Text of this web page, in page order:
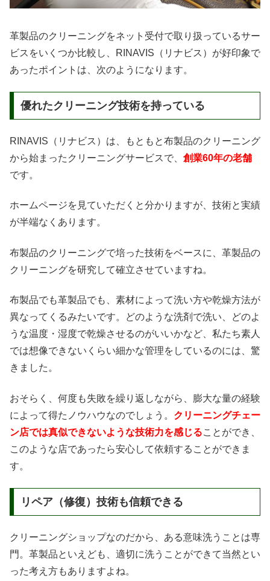
革製品のクリーニングをネット受付で取り扱っているサー
ビスをいくつか比較し、RINAVIS（リナビス）が好印象で
あったポイントは、次のようになります。
優れたクリーニング技術を持っている
RINAVIS（リナビス）は、もともと布製品のクリーニング
から始まったクリーニングサービスで、 創業60年の老舗
です。
ホームページを見ていただくと分かりますが、技術と実績
が半端なくあります。
布製品のクリーニングで培った技術をベースに、革製品の
クリーニングを研究して確立させていますね。
布製品でも革製品でも、素材によって洗い方や乾燥方法が
異なってくるみたいです。どのような洗剤で洗い、どのよ
うな温度・湿度で乾燥させるのがいいかなど、私たち素人
では想像できないくらい細かな管理をしているのには、驚
きました。
おそらく、何度も失敗を繰り返しながら、膨大な量の経験
によって得たノウハウなのでしょう。 クリーニングチェー
ン店では真似できないような技術力を感じることができ、
このような店であったら安心して依頼することができま
す。
リペア（修復）技術も信頼できる
クリーニングショップなのだから、ある意味洗うことは専
門。革製品といえども、適切に洗うことができて当然とい
った考え方もありますよね。